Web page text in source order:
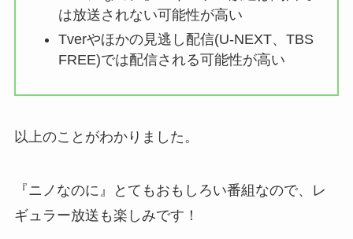
は放送されない可能性が高い
Tverやほかの見逃し配信(U-NEXT、TBS
FREE)では配信される可能性が高い
以上のことがわかりました。
『ニノなのに』とてもおもしろい番組なので、レ
ギュラー放送も楽しみです！